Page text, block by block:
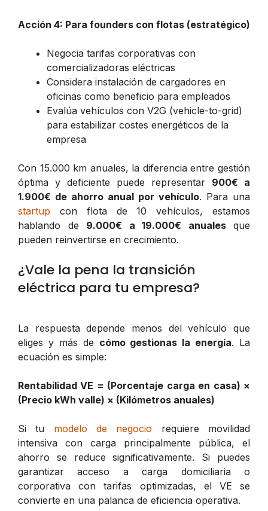
Acción 4: Para founders con flotas (estratégico)
Negocia tarifas corporativas con
comercializadoras eléctricas
Considera instalación de cargadores en
oficinas como beneficio para empleados
Evalúa vehículos con V2G (vehicle-to-grid)
para estabilizar costes energéticos de la
empresa
Con 15.000 km anuales, la diferencia entre gestión
óptima y deficiente puede representar 900€ a
1.900€ de ahorro anual por vehículo. Para una
startup con flota de 10 vehículos, estamos
hablando de 9.000€ a 19.000€ anualesque
pueden reinvertirse en crecimiento.
¿Vale la pena la transición
eléctrica para tu empresa?
La respuesta depende menos del vehículo que
eliges y más de cómo gestionas la energía. La
ecuación es simple:
Rentabilidad VE = (Porcentaje carga en casa) ×
(Precio kWh valle) × (Kilómetros anuales)
Si tu modelo de negocio requiere movilidad
intensiva con carga principalmente pública, el
ahorro se reduce significativamente. Si puedes
garantizar acceso a carga domiciliaria o
corporativa con tarifas optimizadas, el VE se
convierte en una palanca de eficiencia operativa.